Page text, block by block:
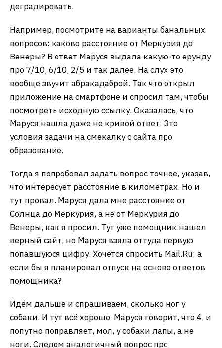
деградировать.
Например, посмотрите на варианты банальных
вопросов: каково расстояние от Меркурия до
Венеры? В ответ Маруся выдала какую-то ерунду
про 7/10, 6/10, 2/5 и так далее. На слух это
вообще звучит абракадаброй. Так что открыл
приложение на смартфоне и спросил там, чтобы
посмотреть исходную ссылку. Оказалась, что
Маруся нашла даже не кривой ответ. Это
условия задачи на смекалку с сайта про
образование.
Тогда я попробовал задать вопрос точнее, указав,
что интересует расстояние в километрах. Но и
тут провал. Маруся дала мне расстояние от
Солнца до Меркурия, а не от Меркурия до
Венеры, как я просил. Тут уже помощник нашел
верный сайт, но Маруся взяла оттуда первую
попавшуюся цифру. Хочется спросить Mail.Ru: а
если бы я планировал отпуск на основе ответов
помощника?
Идём дальше и спрашиваем, сколько ног у
собаки. И тут всё хорошо. Маруся говорит, что 4, и
попутно поправляет, мол, у собаки лапы, а не
ноги. Следом аналогичный вопрос про